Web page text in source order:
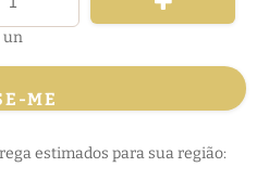
un
ME
estimados para sua região: